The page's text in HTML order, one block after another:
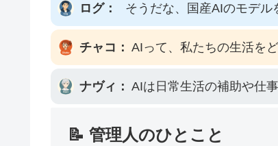
ログ： そうだな、国産AIのモデル
チャコ： AIって、私たちの生活を
ナヴィ： AIは日常生活の補助や仕
📝 管理人のひとこと